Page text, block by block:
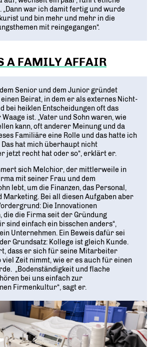
„Dann war ich damit fertig und wurde
und bin mehr und mehr in die
mit reingegangen“.
A FAMILY AFFAIR
Senior und dem Junior gründet
Beirat, in dem er als externes Nicht-
bei heiklen Entscheidungen oft das
ist. „Vater und Sohn waren, wie
kann, oft anderer Meinung und da
Familiäre eine Rolle und das hatte ich
hat mich überhaupt nicht
jetzt recht hat oder so“, erklärt er.
sich Melchior, der mittlerweile in
mit seiner Frau und dem
lebt, um die Finanzen, das Personal,
Marketing. Bei all diesen Aufgaben aber
Die Innovationen
die die Firma seit der Gründung
sind einfach ein bisschen anders“,
Unternehmen. Ein Beweis dafür sei
Grundsatz: Kollege ist gleich Kunde.
dass er sich für seine Mitarbeiter
viel Zeit nimmt, wie er es auch für einen
„Bodenständigkeit und flache
bei uns einfach zur
Firmenkultur“, sagt er.